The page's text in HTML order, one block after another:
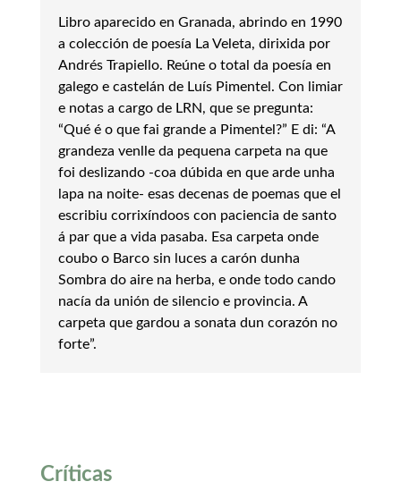
Libro aparecido en Granada, abrindo en 1990
a colección de poesía La Veleta, dirixida por
Andrés Trapiello. Reúne o total da poesía en
galego e castelán de Luís Pimentel. Con limiar
e notas a cargo de LRN, que se pregunta:
“Qué é o que fai grande a Pimentel?” E di: “A
grandeza venlle da pequena carpeta na que
foi deslizando -coa dúbida en que arde unha
lapa na noite- esas decenas de poemas que el
escribiu corrixíndoos con paciencia de santo
á par que a vida pasaba. Esa carpeta onde
coubo o Barco sin luces a carón dunha
Sombra do aire na herba, e onde todo cando
nacía da unión de silencio e provincia. A
carpeta que gardou a sonata dun corazón no
forte”.
Críticas